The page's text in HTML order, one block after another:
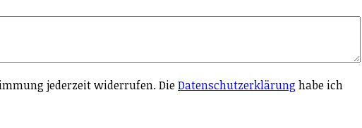
jederzeit widerrufen. DieDatenschutzerklärung habe ich